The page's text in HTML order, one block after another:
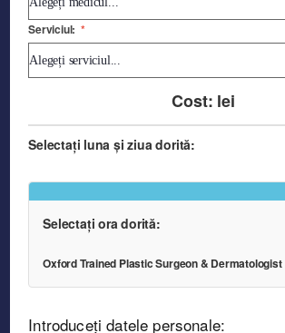
Serviciul: *
Cost: lei
Selectați luna și ziua dorită:
Selectați ora dorită:
Oxford Trained Plastic Surgeon & Dermatologist
Introduceți datele personale: